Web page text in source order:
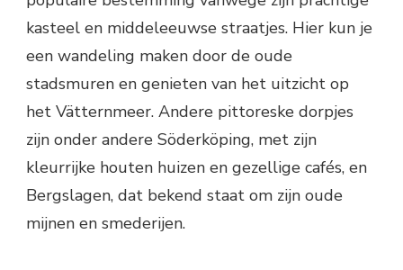
kasteel en middeleeuwse straatjes. Hier kun je
een wandeling maken door de oude
stadsmuren en genieten van het uitzicht op
het Vätternmeer. Andere pittoreske dorpjes
zijn onder andere Söderköping, met zijn
kleurrijke houten huizen en gezellige cafés, en
Bergslagen, dat bekend staat om zijn oude
mijnen en smederijen.